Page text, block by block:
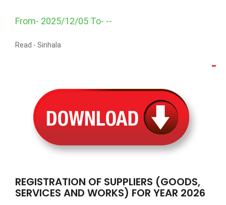
From- 2025/12/05 To- --
Read - Sinhala
REGISTRATION OF SUPPLIERS (GOODS,
SERVICES AND WORKS) FOR YEAR 2026